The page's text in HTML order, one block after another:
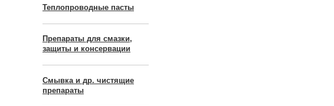
Теплопроводные пасты
Препараты для смазки,
защиты и консервации
Смывка и др. чистящие
препараты